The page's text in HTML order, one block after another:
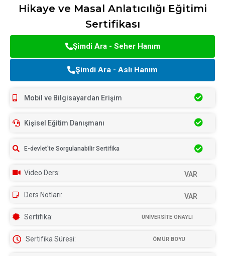
Hikaye ve Masal Anlatıcılığı Eğitimi
Sertifikası
Şimdi Ara - Seher Hanım
Şimdi Ara - Aslı Hanım
Mobil ve Bilgisayardan Erişim
Kişisel Eğitim Danışmanı
E-devlet'te Sorgulanabilir Sertifika
Video Ders: VAR
Ders Notları: VAR
Sertifika: ÜNİVERSİTE ONAYLI
Sertifika Süresi: ÖMÜR BOYU